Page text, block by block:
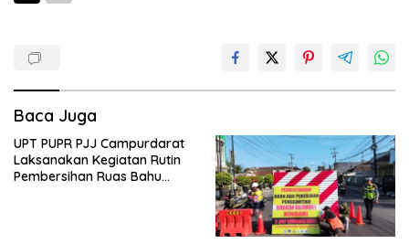
Baca Juga
UPT PUPR PJJ Campurdarat
Laksanakan Kegiatan Rutin
Pembersihan Ruas Bahu